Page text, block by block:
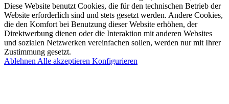
Diese Website benutzt Cookies, die für den technischen Betrieb der
Website erforderlich sind und stets gesetzt werden. Andere Cookies,
die den Komfort bei Benutzung dieser Website erhöhen, der
Direktwerbung dienen oder die Interaktion mit anderen Websites
und sozialen Netzwerken vereinfachen sollen, werden nur mit Ihrer
Zustimmung gesetzt.
AblehnenAlle akzeptieren Konfigurieren